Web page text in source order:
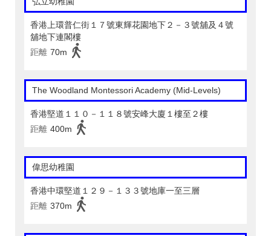
香港上環普仁街１７號東輝花園地下２－３號舖及４號
舖地下連閣樓
距離 70m
The Woodland Montessori Academy (Mid-Levels)
香港堅道１１０－１１８號安峰大廈１樓至２樓
距離 400m
偉思幼稚園
香港中環堅道１２９－１３３號地庫一至三層
距離 370m